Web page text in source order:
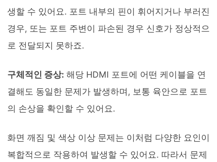
생할 수 있어요. 포트 내부의 핀이 휘어지거나 부러진
경우, 또는 포트 주변이 파손된 경우 신호가 정상적으
로 전달되지 못하죠.
구체적인 증상: 해당 HDMI 포트에 어떤 케이블을 연
결해도 동일한 문제가 발생하며, 보통 육안으로 포트
의 손상을 확인할 수 있어요.
화면 깨짐 및 색상 이상 문제는 이처럼 다양한 요인이
복합적으로 작용하여 발생할 수 있어요. 따라서 문제